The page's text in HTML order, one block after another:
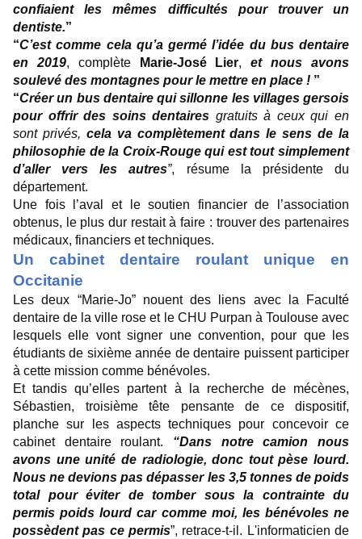
confiaient les mêmes difficultés pour trouver un
dentiste.”
“C’est comme cela qu’a germé l’idée du bus dentaire
en 2019, complète Marie-José Lier,et
nous avons
soulevé des montagnes pour le mettre en place ! ”
“Créer un bus dentaire qui sillonne les villages gersois
pour offrir des soins dentaires gratuits à ceux qui en
sont privés, cela va complètement dans le sens de la
philosophie de la Croix-Rouge qui est tout simplement
d’aller vers les autres”, résume la présidente du
département.
Une fois l’aval et le soutien financier de l’association
obtenus, le plus dur restait à faire : trouver des partenaires
médicaux, financiers et techniques.
Un cabinet dentaire roulant unique en
Occitanie
Les deux “Marie-Jo” nouent des liens avec la Faculté
dentaire de la ville rose et le CHU Purpan à Toulouse avec
lesquels elle vont signer une convention, pour que les
étudiants de sixième année de dentaire puissent participer
à cette mission comme bénévoles.
Et tandis qu’elles partent à la recherche de mécènes,
Sébastien, troisième tête pensante de ce dispositif,
planche sur les aspects techniques pour concevoir ce
cabinet dentaire roulant. “Dans notre camion nous
avons une unité de radiologie, donc tout pèse lourd.
Nous ne devions pas dépasser les 3,5 tonnes de poids
total pour éviter de tomber sous la contrainte du
permis poids lourd car comme moi, les bénévoles ne
possèdent pas ce permis”, retrace-t-il. L'informaticien de